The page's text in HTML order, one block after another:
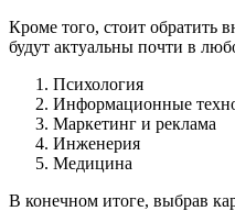
Кроме того, стоит обратить
будут актуальны почти в
Психология
Информационные
Маркетинг и реклама
Инженерия
Медицина
В конечном итоге, выбрав